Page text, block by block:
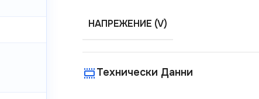
НАПРЕЖЕНИЕ (V)
Технически Данни